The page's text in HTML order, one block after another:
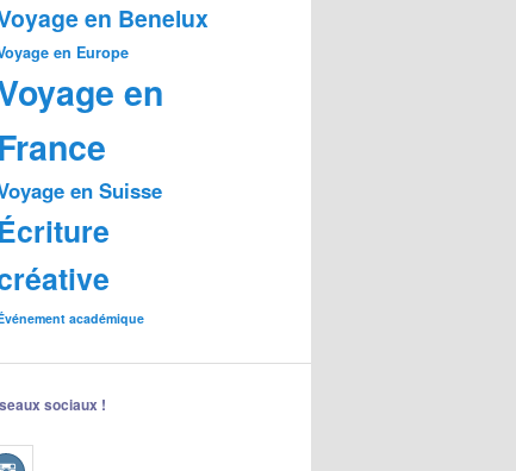
en Benelux
en Europe
en
France
en Suisse
Écriture
académique
sociaux !